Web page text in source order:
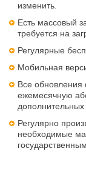
изменить.
Есть массовый
требуется на
Регулярные
Мобильная
Все обновления
ежемесячную
Регулярно
необходимые